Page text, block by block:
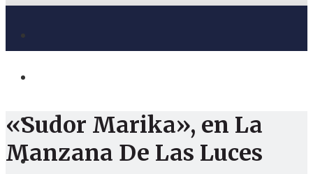
«Sudor Marika», en La
Manzana De Las Luces